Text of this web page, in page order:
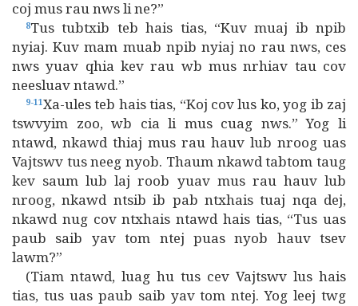
coj mus rau nws li ne?”
8Tus tubtxib teb hais tias, “Kuv muaj ib npib
nyiaj. Kuv mam muab npib nyiaj no rau nws, ces
nws yuav qhia kev rau wb mus nrhiav tau cov
neesluav ntawd.”
9-11Xa-ules teb hais tias, “Koj cov lus ko, yog ib zaj
tswvyim zoo, wb cia li mus cuag nws.” Yog li
ntawd, nkawd thiaj mus rau hauv lub nroog uas
Vajtswv tus neeg nyob. Thaum nkawd tabtom taug
kev saum lub laj roob yuav mus rau hauv lub
nroog, nkawd ntsib ib pab ntxhais tuaj nqa dej,
nkawd nug cov ntxhais ntawd hais tias, “Tus uas
paub saib yav tom ntej puas nyob hauv tsev
lawm?”
(Tiam ntawd, luag hu tus cev Vajtswv lus hais
tias, tus uas paub saib yav tom ntej. Yog leej twg